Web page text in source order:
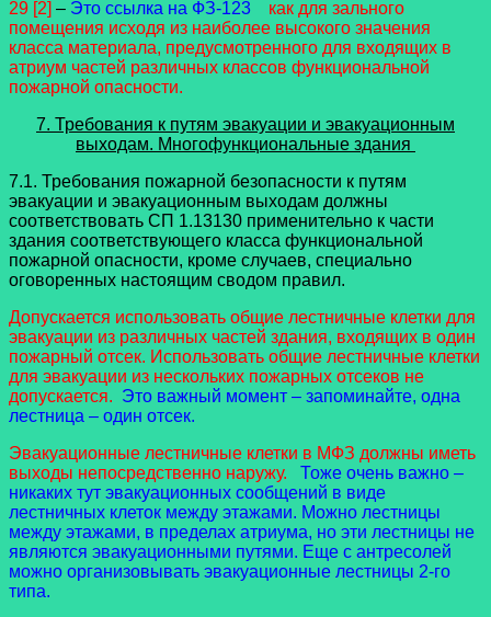
29 [2] – Это ссылка на ФЗ-123
как для зального
помещения исходя из наиболее высокого значения
класса материала, предусмотренного для входящих в
атриум частей различных классов функциональной
пожарной опасности.
7. Требования к путям эвакуации и эвакуационным
выходам. Многофункциональные здания
7.1. Требования пожарной безопасности к путям
эвакуации и эвакуационным выходам должны
соответствовать СП 1.13130 применительно к части
здания соответствующего класса функциональной
пожарной опасности, кроме случаев, специально
оговоренных настоящим сводом правил.
Допускается использовать общие лестничные клетки для
эвакуации из различных частей здания, входящих в один
пожарный отсек. Использовать общие лестничные клетки
для эвакуации из нескольких пожарных отсеков не
допускается. Это важный момент – запоминайте, одна
лестница – один отсек.
Эвакуационные лестничные клетки в МФЗ должны иметь
выходы непосредственно наружу.
Тоже очень важно –
никаких тут эвакуационных сообщений в виде
лестничных клеток между этажами. Можно лестницы
между этажами, в пределах атриума, но эти лестницы не
являются эвакуационными путями. Еще с антресолей
можно организовывать эвакуационные лестницы 2-го
типа.